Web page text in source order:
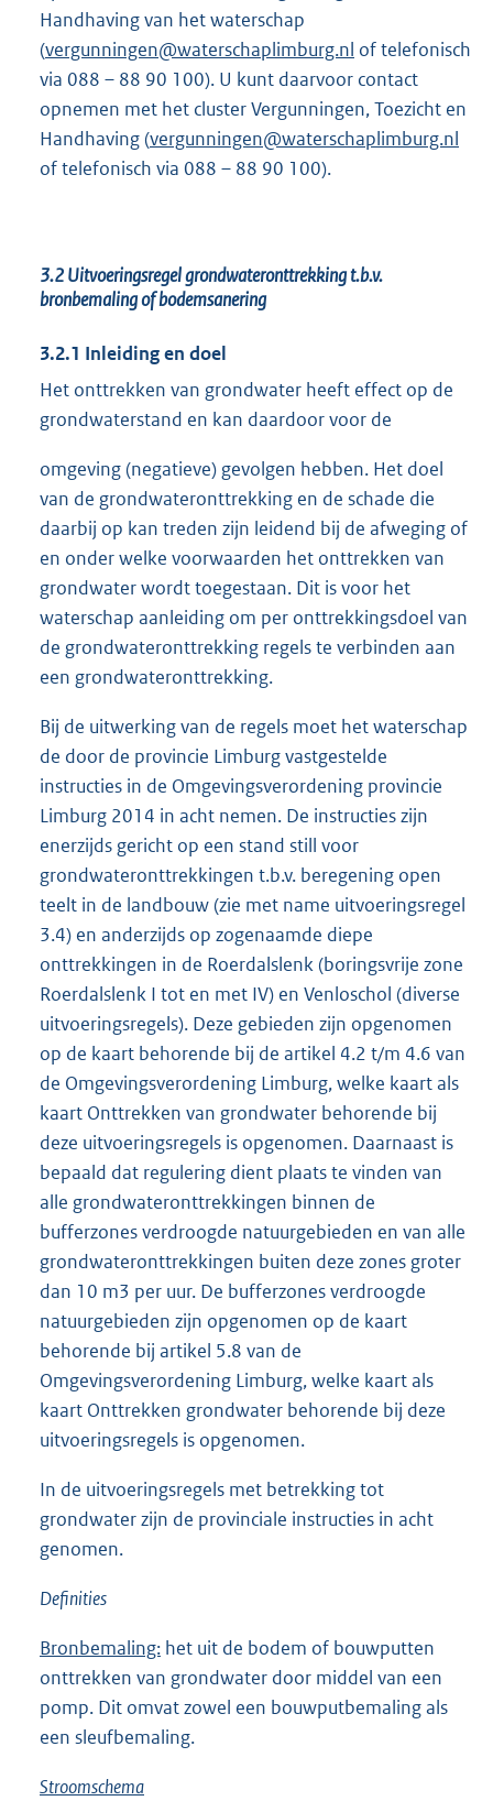
Handhaving van het waterschap
(vergunningen@waterschaplimburg.nl of telefonisch
via 088 – 88 90 100). U kunt daarvoor contact
opnemen met het cluster Vergunningen, Toezicht en
Handhaving (vergunningen@waterschaplimburg.nl
of telefonisch via 088 – 88 90 100).
3.2 Uitvoeringsregel grondwateronttrekking t.b.v.
bronbemaling of bodemsanering
3.2.1 Inleiding en doel
Het onttrekken van grondwater heeft effect op de
grondwaterstand en kan daardoor voor de
omgeving (negatieve) gevolgen hebben. Het doel
van de grondwateronttrekking en de schade die
daarbij op kan treden zijn leidend bij de afweging of
en onder welke voorwaarden het onttrekken van
grondwater wordt toegestaan. Dit is voor het
waterschap aanleiding om per onttrekkingsdoel van
de grondwateronttrekking regels te verbinden aan
een grondwateronttrekking.
Bij de uitwerking van de regels moet het waterschap
de door de provincie Limburg vastgestelde
instructies in de Omgevingsverordening provincie
Limburg 2014 in acht nemen. De instructies zijn
enerzijds gericht op een stand still voor
grondwateronttrekkingen t.b.v. beregening open
teelt in de landbouw (zie met name uitvoeringsregel
3.4) en anderzijds op zogenaamde diepe
onttrekkingen in de Roerdalslenk (boringsvrije zone
Roerdalslenk I tot en met IV) en Venloschol (diverse
uitvoeringsregels). Deze gebieden zijn opgenomen
op de kaart behorende bij de artikel 4.2 t/m 4.6 van
de Omgevingsverordening Limburg, welke kaart als
kaart Onttrekken van grondwater behorende bij
deze uitvoeringsregels is opgenomen. Daarnaast is
bepaald dat regulering dient plaats te vinden van
alle grondwateronttrekkingen binnen de
bufferzones verdroogde natuurgebieden en van alle
grondwateronttrekkingen buiten deze zones groter
dan 10 m3 per uur. De bufferzones verdroogde
natuurgebieden zijn opgenomen op de kaart
behorende bij artikel 5.8 van de
Omgevingsverordening Limburg, welke kaart als
kaart Onttrekken grondwater behorende bij deze
uitvoeringsregels is opgenomen.
In de uitvoeringsregels met betrekking tot
grondwater zijn de provinciale instructies in acht
genomen.
Definities
Bronbemaling: het uit de bodem of bouwputten
onttrekken van grondwater door middel van een
pomp. Dit omvat zowel een bouwputbemaling als
een sleufbemaling.
Stroomschema